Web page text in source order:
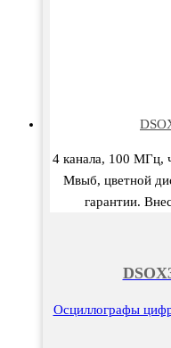
4 канала, 100 МГц,
Мвыб, цветной
гарантии.
Осциллографы